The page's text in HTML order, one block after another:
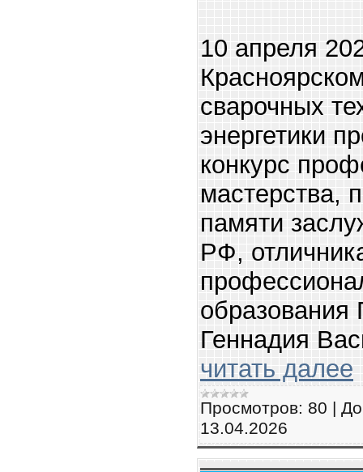
10 апреля
сварочных
энергетики
конкурс
мастерства,
памяти
РФ,
образования
Геннадия
читать далее
Просмотров: 80 |
13.04.2026